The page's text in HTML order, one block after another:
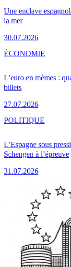
Une enclave
la mer
30.07.2026
L’euro en mèmes :
billets
27.07.2026
ÉCONOMIE
L’Espagne sous
Schengen à l’épreuve
31.07.2026
POLITIQUE